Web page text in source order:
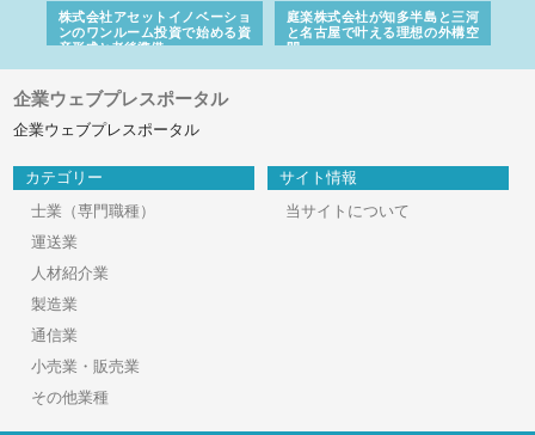
株式会社アセットイノベーショ
ンのワンルーム投資で始める資
産形成と老後準備
庭楽株式会社が知多半島と三河
と名古屋で叶える理想の外構空
間
企業ウェブプレスポータル
企業ウェブプレスポータル
カテゴリー
士業（専門職種）
運送業
人材紹介業
製造業
通信業
小売業・販売業
その他業種
サイト情報
当サイトについて